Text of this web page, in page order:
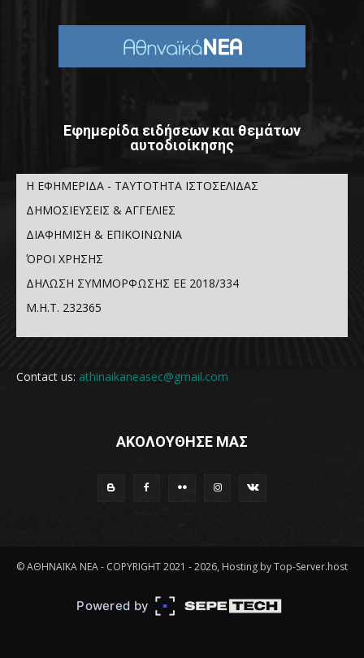
Εφημερίδα ειδήσεων και θεμάτων
αυτοδιοίκησης
Η ΕΦΗΜΕΡΙΔΑ - ΤΑΥΤΟΤΗΤΑ ΙΣΤΟΣΕΛΙΔΑΣ
ΔΗΜΟΣΙΕΥΣΕΙΣ & ΑΓΓΕΛΙΕΣ
ΔΙΑΦΗΜΙΣΗ & ΕΠΙΚΟΙΝΩΝΙΑ
ΌΡΟΙ ΧΡΗΣΗΣ
ΔΗΛΩΣΗ ΣΥΜΜΟΡΦΩΣΗΣ ΕΕ 2018/334
Μ.Η.Τ. 232365
Contact us: athinaikaneasec@gmail.com
ΑΚΟΛΟΥΘΗΣΕ ΜΑΣ
© ΑΘΗΝΑΪΚΑ ΝΕΑ - COPYRIGHT 2021 - 2026, Hosting by Top-Server.host
Powered by